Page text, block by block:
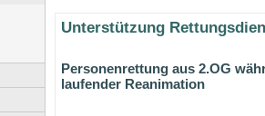
Unterstützung
Personenrettung aus 2.OG
laufender Reanimation